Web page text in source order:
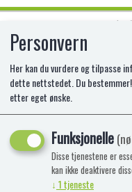
SKELETON
HI-97081
Personvern
Her kan du vurdere og tilpasse
dette nettstedet. Du
etter eget ønske.
Funksjonelle
Disse tjenestene er
kan ikke deaktivere
↓ 1tjeneste